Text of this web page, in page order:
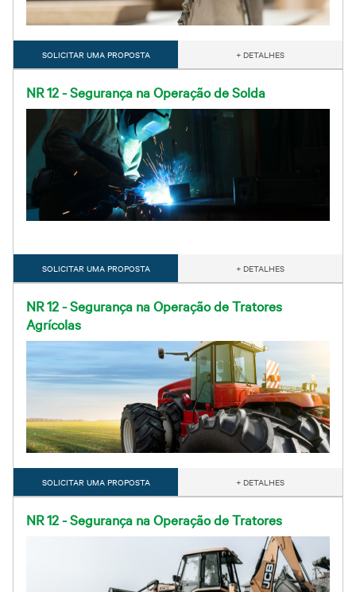
SOLICITAR UMA PROPOSTA + DETALHES
NR 12 - Segurança na Operação de Solda
SOLICITAR UMA PROPOSTA + DETALHES
NR 12 - Segurança na Operação de Tratores
Agrícolas
SOLICITAR UMA PROPOSTA + DETALHES
NR 12 - Segurança na Operação de Tratores